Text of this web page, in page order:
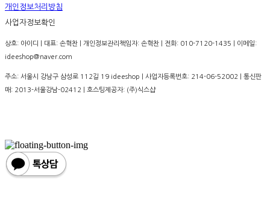
개인정보처리방침
사업자정보확인
상호: 아이디 | 대표: 손혁찬 | 개인정보관리책임자: 손혁찬 | 전화: 010-7120-1435 | 이메일:
ideeshop@naver.com
주소: 서울시 강남구 삼성로 112길 19 ideeshop | 사업자등록번호: 214-06-52002 | 통신판
매: 2013-서울강남-02412 | 호스팅제공자: (주)식스샵